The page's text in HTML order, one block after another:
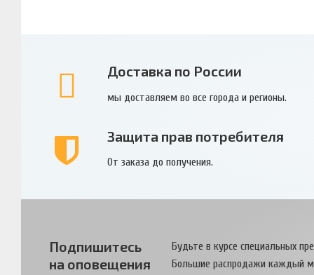
Доставка по России
мы доставляем во все города и регионы.
Защита прав потребителя
От заказа до получения.
Подпишитесь
на оповещения
Будьте в курсе специальных
Большие распродажи каждый